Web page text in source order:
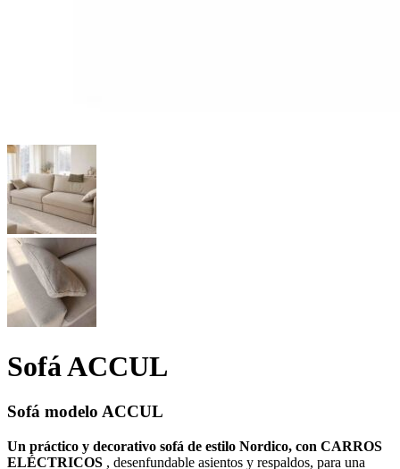
Sofá ACCUL
Sofá modelo ACCUL
Un práctico y decorativo sofá de estilo Nordico, con CARROS
ELÉCTRICOS , desenfundable asientos y respaldos, para una